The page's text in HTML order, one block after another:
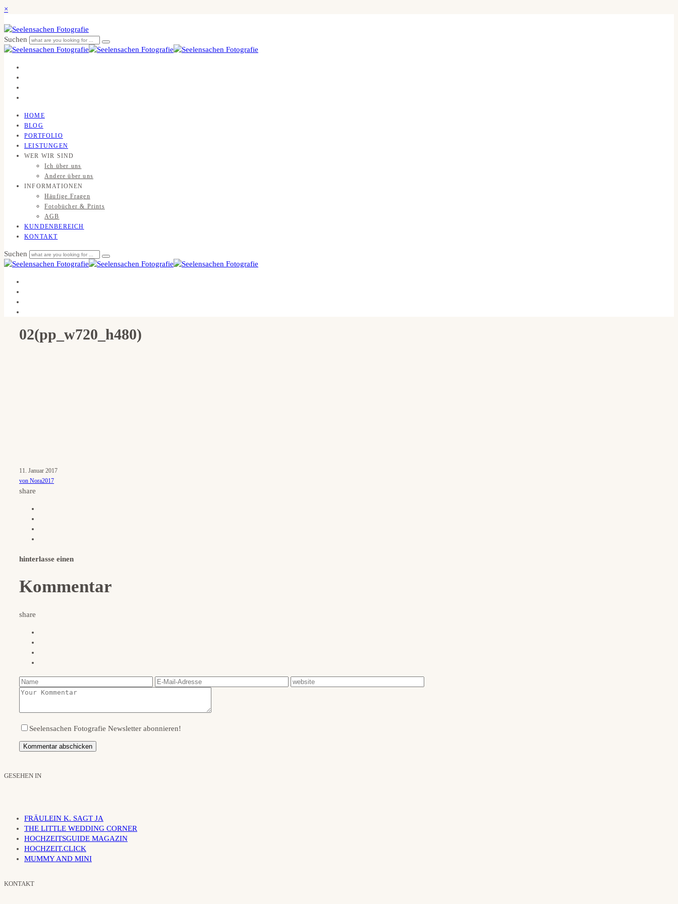
×
Suchen
HOME
BLOG
PORTFOLIO
LEISTUNGEN
WER WIR SIND
Ich über uns
Andere über uns
INFORMATIONEN
Häufige Fragen
Fotobücher & Prints
AGB
KUNDENBEREICH
KONTAKT
Suchen
02(pp_w720_h480)
11. Januar 2017
von Nora2017
share
hinterlasse einen
Kommentar
share
Seelensachen Fotografie Newsletter abonnieren!
GESEHEN IN
FRÄULEIN K. SAGT JA
THE LITTLE WEDDING CORNER
HOCHZEITSGUIDE MAGAZIN
HOCHZEIT.CLICK
MUMMY AND MINI
KONTAKT